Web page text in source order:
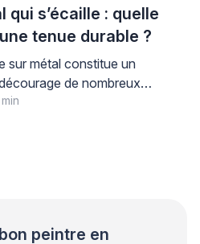
qui s’écaille : quelle
tenue durable ?
sur métal constitue un
de nombreux
trouve son origine dans
min
peintre en